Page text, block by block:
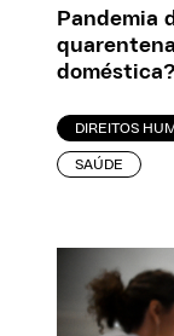
Pandemia
doméstica?
DIREITOS
SAÚDE